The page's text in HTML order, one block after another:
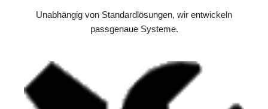
Unabhängig von Standardlösungen, wir entwickeln
passgenaue Systeme.